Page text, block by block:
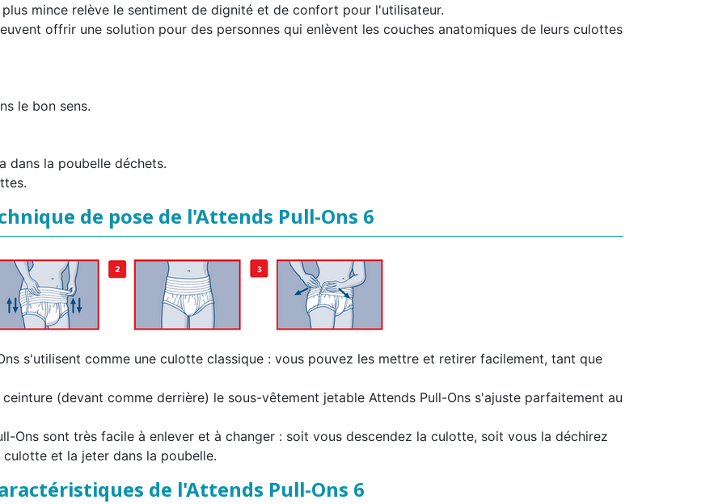
mince relève le sentiment de dignité et de confort pour l'utilisateur.
offrir une solution pour des personnes qui enlèvent les couches anatomiques de leurs culottes
le bon sens.
dans la poubelle déchets.
de pose de l'Attends Pull-Ons 6
s'utilisent comme une culotte classique : vous pouvez les mettre et retirer facilement, tant que
(devant comme derrière) le sous-vêtement jetable Attends Pull-Ons s'ajuste parfaitement au
Ons sont très facile à enlever et à changer : soit vous descendez la culotte, soit vous la déchirez
et la jeter dans la poubelle.
de l'Attends Pull-Ons 6